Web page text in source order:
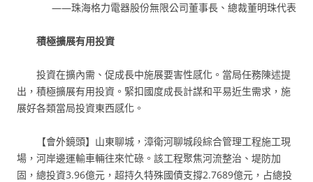
——珠海格力電器股份無限公司董事長、總裁董明珠代表
積極擴展有用投資
投資在擴內需、促成長中施展要害性感化。當局任務陳述提
出，積極擴展有用投資。緊扣國度成長計謀和平易近生需求，施
展好各類當局投資東西感化。
【會外鏡頭】山東聊城，漳衛河聊城段綜合管理工程施工現
場，河岸邊運輸車輛往來忙碌。該工程聚焦河流整治、堤防加
固，總投資3.96億元，超持久特殊國債支撐2.7689億元，占總投